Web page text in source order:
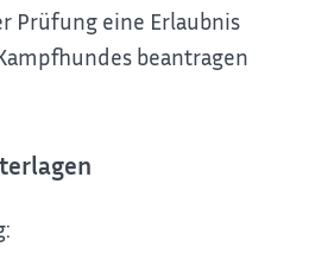
Prüfung eine Erlaubnis
beantragen